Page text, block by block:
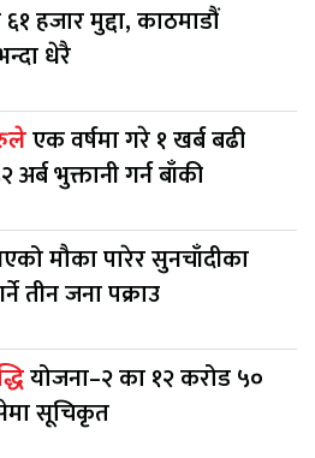
हजार मुद्दा, काठमाडौं
धेरै
एक वर्षमा गरे १ खर्ब बढी
अर्ब भुक्तानी गर्न बाँकी
मौका पारेर सुनचाँदीका
तीन जना पक्राउ
योजना–२ का १२ करोड ५०
सूचिकृत